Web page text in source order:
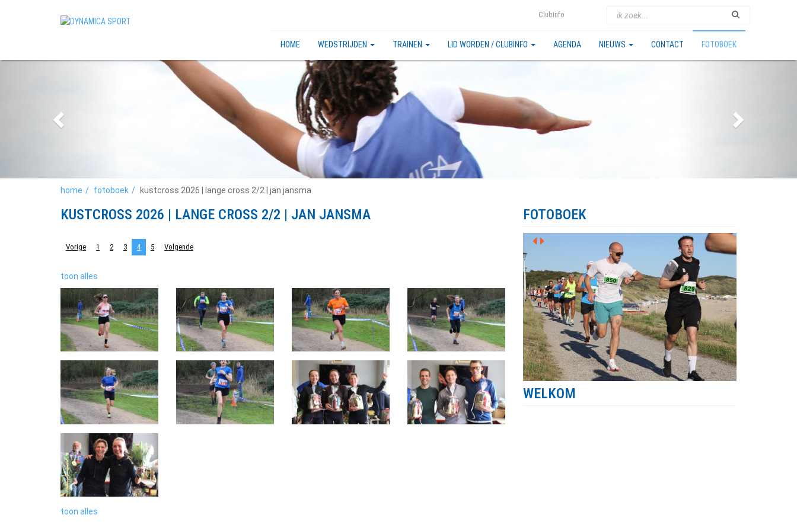
Clubinfo
HOME WEDSTRIJDEN TRAINEN LID WORDEN / CLUBINFO AGENDA NIEUWS CONTACT FOTOBOEK
home fotoboek kustcross 2026 | lange cross 2/2 | jan jansma
KUSTCROSS 2026 | LANGE CROSS 2/2 | JAN JANSMA
Vorige 1 2 3 4 5 Volgende
toon alles
toon alles
FOTOBOEK
WELKOM